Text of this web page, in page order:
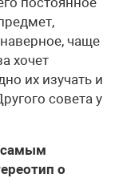
чаще
хочет
их изучать и
совета у
самым
о